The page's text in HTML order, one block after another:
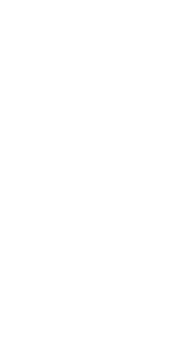
直營門市／銀行轉
公司）所提供，讓
將買賣／分期付款
款。
商店將以您的個人
更正。
「AFTEE先享後付」
。
取消訂單，請聯絡
需透過AFTEE先享
示為準，若有關於
「AFTEE先享後付
後付」服務完成之交
關給付款項請求債